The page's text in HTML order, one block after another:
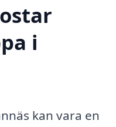
i
kan vara en